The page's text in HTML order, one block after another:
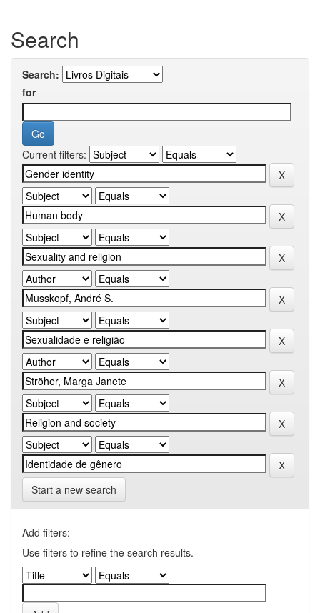
Search
Search:
for
Current filters:
Start a new search
Add filters:
Use filters to refine the search results.